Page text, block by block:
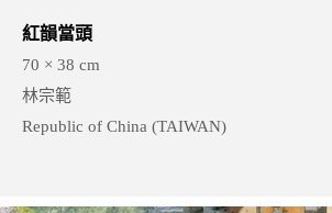
紅韻當頭
70 × 38 cm
林宗範
Republic of China (TAIWAN)